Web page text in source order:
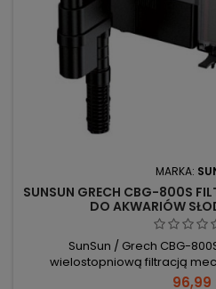
MARKA:
SUNSUN GRECH CBG-800S
DO AKWARIÓW
SunSun / Grech CBG-
wielostopniową filtracją
chemiczną, przeznaczony do96,99